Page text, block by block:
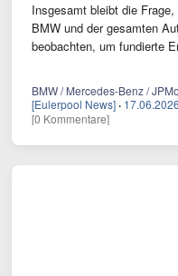
Insgesamt bleibt die
BMW und der gesamten
beobachten, um fundierte
BMW / Mercedes-Benz /
[Eulerpool News] · 17.06.2026
[0 Kommentare]